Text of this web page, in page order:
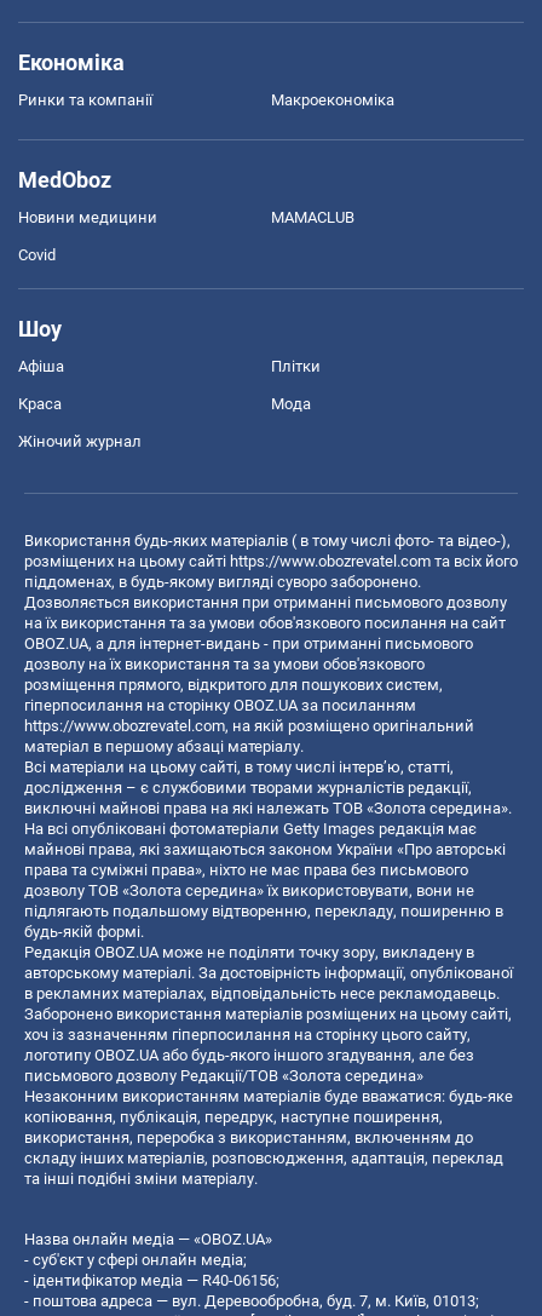
Економіка
Ринки та компанії Макроекономіка
MedOboz
Новини медицини MAMACLUB
Covid
Шоу
Афіша Плітки
Краса Мода
Жіночий журнал
Використання будь-яких матеріалів ( в тому числі фото- та відео-),
розміщених на цьому сайті https://www.obozrevatel.com та всіх його
піддоменах, в будь-якому вигляді суворо заборонено.
Дозволяється використання при отриманні письмового дозволу
на їх використання та за умови обов'язкового посилання на сайт
OBOZ.UA, а для інтернет-видань - при отриманні письмового
дозволу на їх використання та за умови обов'язкового
розміщення прямого, відкритого для пошукових систем,
гіперпосилання на сторінку OBOZ.UA за посиланням
https://www.obozrevatel.com, на якій розміщено оригінальний
матеріал в першому абзаці матеріалу.
Всі матеріали на цьому сайті, в тому числі інтерв’ю, статті,
дослідження – є службовими творами журналістів редакції,
виключні майнові права на які належать ТОВ «Золота середина».
На всі опубліковані фотоматеріали Getty Images редакція має
майнові права, які захищаються законом України «Про авторські
права та суміжні права», ніхто не має права без письмового
дозволу ТОВ «Золота середина» їх використовувати, вони не
підлягають подальшому відтворенню, перекладу, поширенню в
будь-якій формі.
Редакція OBOZ.UA може не поділяти точку зору, викладену в
авторському матеріалі. За достовірність інформації, опублікованої
в рекламних матеріалах, відповідальність несе рекламодавець.
Заборонено використання матеріалів розміщених на цьому сайті,
хоч із зазначенням гіперпосилання на сторінку цього сайту,
логотипу OBOZ.UA або будь-якого іншого згадування, але без
письмового дозволу Редакції/ТОВ «Золота середина»
Незаконним використанням матеріалів буде вважатися: будь-яке
копiювання, публiкацiя, передрук, наступне поширення,
використання, переробка з використанням, включенням до
складу інших матеріалів, розповсюдження, адаптація, переклад
та інші подібні зміни матеріалу.
Назва онлайн медіа — «OBOZ.UA»
- суб'єкт у сфері онлайн медіа;
- ідентифікатор медіа — R40-06156;
- поштова адреса — вул. Деревообробна, буд. 7, м. Київ, 01013;